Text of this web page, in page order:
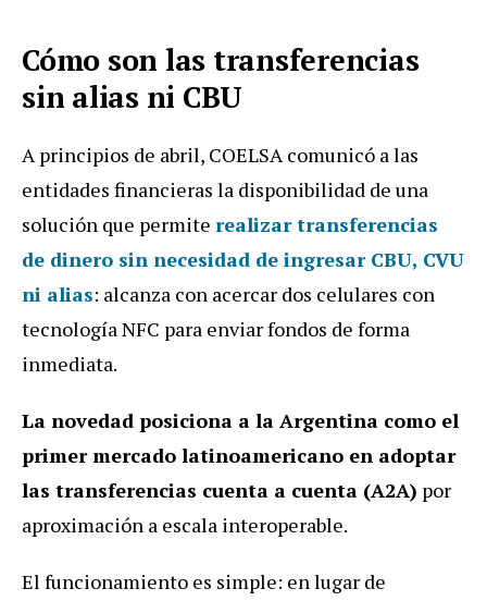
Cómo son las transferencias
sin alias ni CBU
A principios de abril, COELSA comunicó a las
entidades financieras la disponibilidad de una
solución que permite realizar transferencias
de dinero sin necesidad de ingresar CBU, CVU
ni alias: alcanza con acercar dos celulares con
tecnología NFC para enviar fondos de forma
inmediata.
La novedad posiciona a la Argentina como el
primer mercado latinoamericano en adoptar
las transferencias cuenta a cuenta (A2A) por
aproximación a escala interoperable.
El funcionamiento es simple: en lugar de